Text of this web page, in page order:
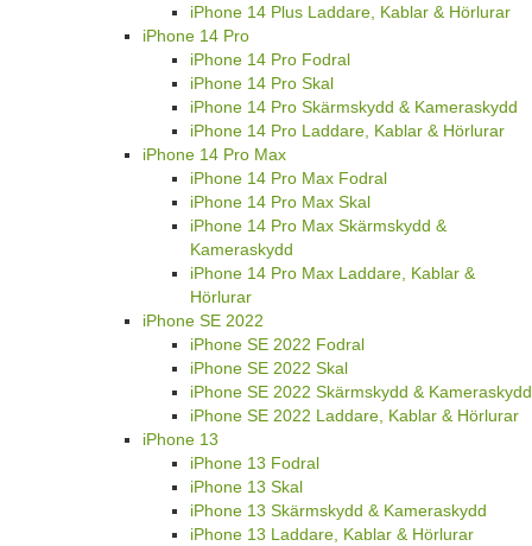
iPhone 14 Plus Laddare, Kablar & Hörlurar
iPhone 14 Pro
iPhone 14 Pro Fodral
iPhone 14 Pro Skal
iPhone 14 Pro Skärmskydd & Kameraskydd
iPhone 14 Pro Laddare, Kablar & Hörlurar
iPhone 14 Pro Max
iPhone 14 Pro Max Fodral
iPhone 14 Pro Max Skal
iPhone 14 Pro Max Skärmskydd &
Kameraskydd
iPhone 14 Pro Max Laddare, Kablar &
Hörlurar
iPhone SE 2022
iPhone SE 2022 Fodral
iPhone SE 2022 Skal
iPhone SE 2022 Skärmskydd & Kameraskydd
iPhone SE 2022 Laddare, Kablar & Hörlurar
iPhone 13
iPhone 13 Fodral
iPhone 13 Skal
iPhone 13 Skärmskydd & Kameraskydd
iPhone 13 Laddare, Kablar & Hörlurar